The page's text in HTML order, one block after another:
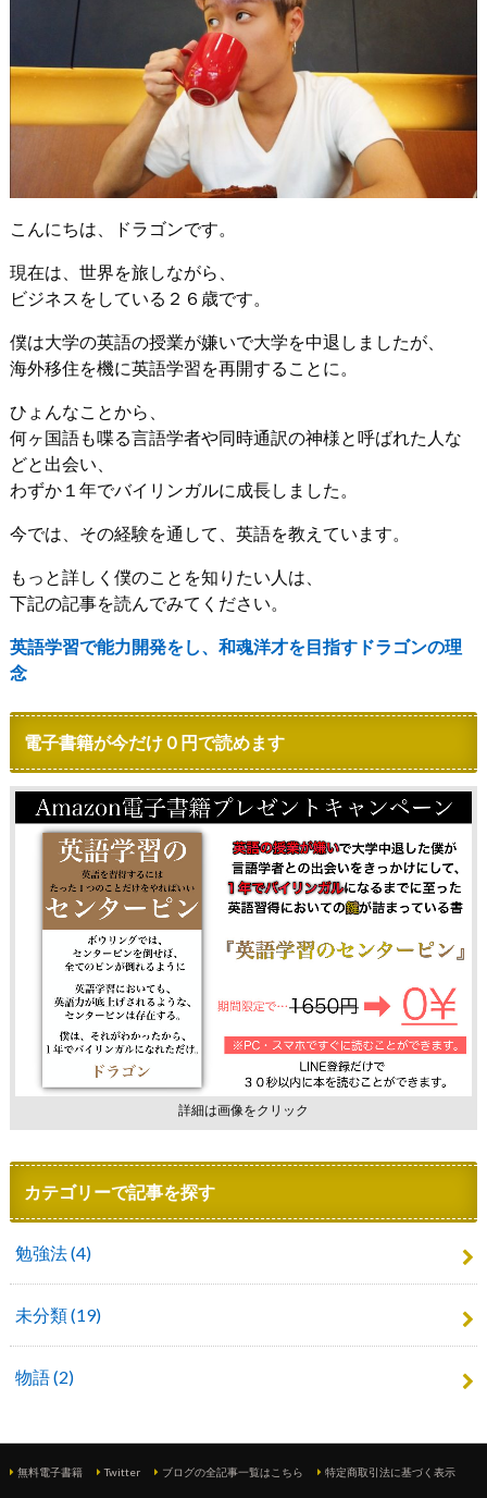
こんにちは、ドラゴンです。
現在は、世界を旅しながら、
ビジネスをしている２６歳です。
僕は大学の英語の授業が嫌いで大学を中退しましたが、
海外移住を機に英語学習を再開することに。
ひょんなことから、
何ヶ国語も喋る言語学者や同時通訳の神様と呼ばれた人な
どと出会い、
わずか１年でバイリンガルに成長しました。
今では、その経験を通して、英語を教えています。
もっと詳しく僕のことを知りたい人は、
下記の記事を読んでみてください。
英語学習で能力開発をし、和魂洋才を目指すドラゴンの理
念
電子書籍が今だけ０円で読めます
詳細は画像をクリック
カテゴリーで記事を探す
勉強法(4)
未分類(19)
物語(2)
無料電子書籍 Twitter ブログの全記事一覧はこちら 特定商取引法に基づく表示